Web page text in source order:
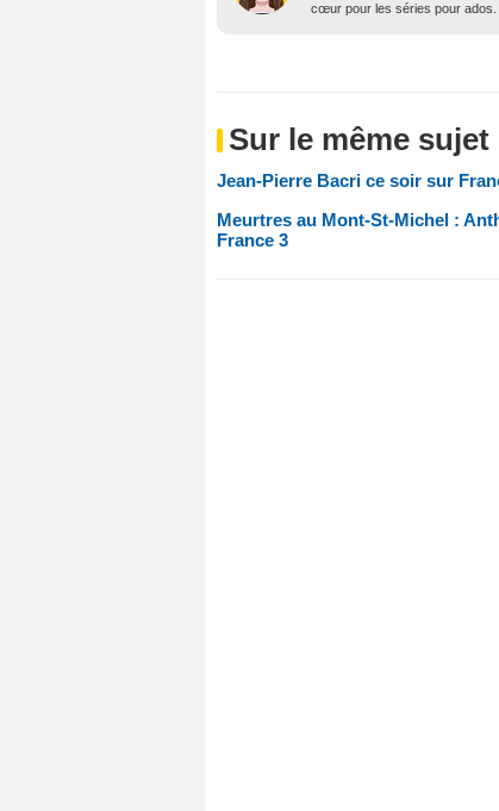
cœur pour les séries pour ados.
Sur le même sujet
Jean-Pierre Bacri ce soir sur
Meurtres au Mont-St-Michel :
France 3